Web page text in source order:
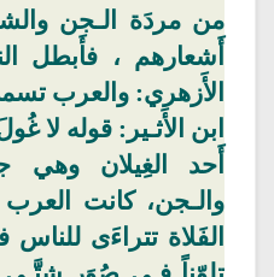
من مردَة الـجن
أَشعارهم ، فأَبطل
الأَزهري: والعرب
ابن الأَثـير: قوله لا
أَحد الغِيلان
والـجن، كانت
الفَلاة تتراءَى للناس